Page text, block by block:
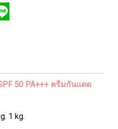
50 PA+++ ครีมกันแดด
1 kg.